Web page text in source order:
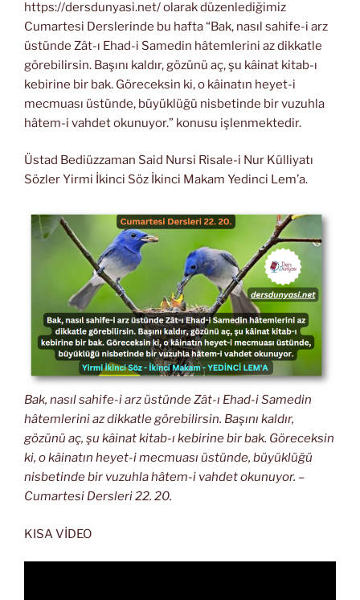
https://dersdunyasi.net/ olarak düzenlediğimiz
Cumartesi Derslerinde bu hafta “Bak, nasıl sahife-i arz
üstünde Zât-ı Ehad-i Samedin hâtemlerini az dikkatle
görebilirsin. Başını kaldır, gözünü aç, şu kâinat kitab-ı
kebirine bir bak. Göreceksin ki, o kâinatın heyet-i
mecmuası üstünde, büyüklüğü nisbetinde bir vuzuhla
hâtem-i vahdet okunuyor.” konusu işlenmektedir.
Üstad Bediüzzaman Said Nursi Risale-i Nur Külliyatı
Sözler Yirmi İkinci Söz İkinci Makam Yedinci Lem’a.
Bak, nasıl sahife-i arz üstünde Zât-ı Ehad-i Samedin
hâtemlerini az dikkatle görebilirsin. Başını kaldır,
gözünü aç, şu kâinat kitab-ı kebirine bir bak. Göreceksin
ki, o kâinatın heyet-i mecmuası üstünde, büyüklüğü
nisbetinde bir vuzuhla hâtem-i vahdet okunuyor. –
Cumartesi Dersleri 22. 20.
KISA VİDEO